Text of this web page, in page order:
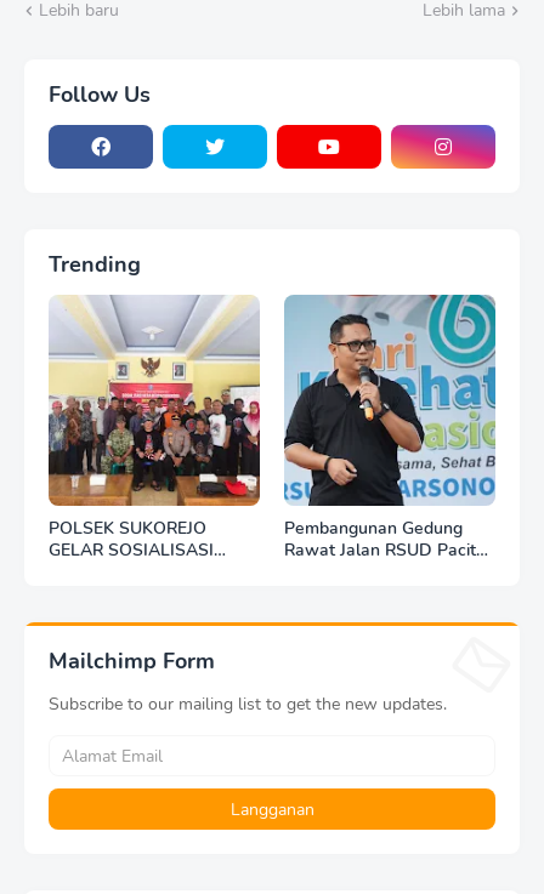
Lebih baru
Lebih lama
Follow Us
Trending
POLSEK SUKOREJO
GELAR SOSIALISASI
Pembangunan Gedung
Rawat Jalan RSUD Pacitan
Mailchimp Form
Subscribe to our mailing list to get the new updates.